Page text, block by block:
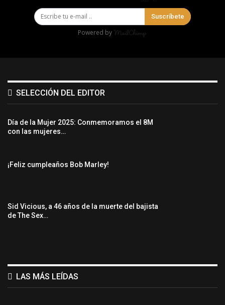
Suscríbete
Powered by
SELECCIÓN DEL EDITOR
Día de la Mujer 2025: Conmemoramos el 8M
con las mujeres…
¡Feliz cumpleaños Bob Marley!
Sid Vicious, a 46 años de la muerte del bajista
de The Sex…
LAS MÁS LEÍDAS